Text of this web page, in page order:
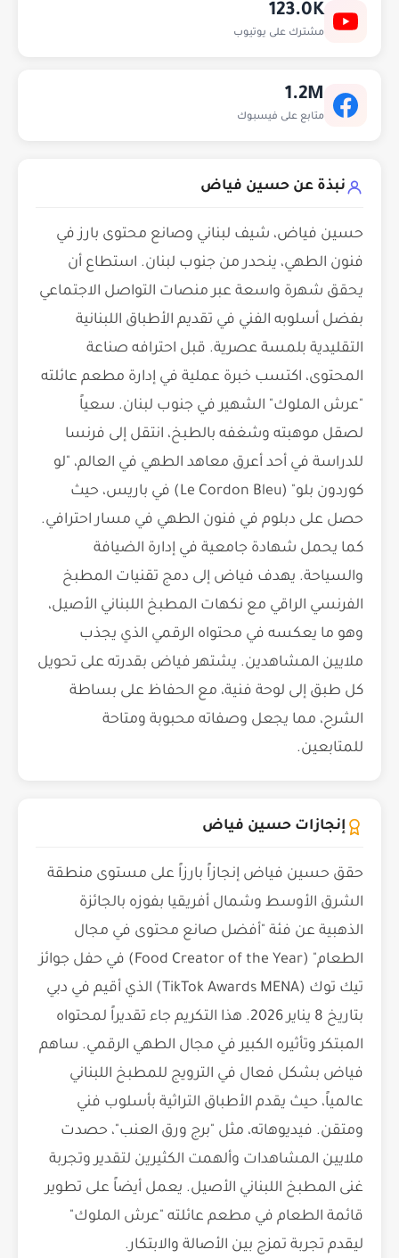
123.0K
مشترك على يوتيوب
1.2M
متابع على فيسبوك
نبذة عن حسين فياض
حسين فياض، شيف لبناني وصانع محتوى بارز في
فنون الطهي، ينحدر من جنوب لبنان. استطاع أن
يحقق شهرة واسعة عبر منصات التواصل الاجتماعي
بفضل أسلوبه الفني في تقديم الأطباق اللبنانية
التقليدية بلمسة عصرية. قبل احترافه صناعة
المحتوى، اكتسب خبرة عملية في إدارة مطعم عائلته
"عرش الملوك" الشهير في جنوب لبنان. سعياً
لصقل موهبته وشغفه بالطبخ، انتقل إلى فرنسا
للدراسة في أحد أعرق معاهد الطهي في العالم، "لو
كوردون بلو" (Le Cordon Bleu) في باريس، حيث
حصل على دبلوم في فنون الطهي في مسار احترافي.
كما يحمل شهادة جامعية في إدارة الضيافة
والسياحة. يهدف فياض إلى دمج تقنيات المطبخ
الفرنسي الراقي مع نكهات المطبخ اللبناني الأصيل،
وهو ما يعكسه في محتواه الرقمي الذي يجذب
ملايين المشاهدين. يشتهر فياض بقدرته على تحويل
كل طبق إلى لوحة فنية، مع الحفاظ على بساطة
الشرح، مما يجعل وصفاته محبوبة ومتاحة
للمتابعين.
إنجازات حسين فياض
حقق حسين فياض إنجازاً بارزاً على مستوى منطقة
الشرق الأوسط وشمال أفريقيا بفوزه بالجائزة
الذهبية عن فئة "أفضل صانع محتوى في مجال
الطعام" (Food Creator of the Year) في حفل جوائز
تيك توك (TikTok Awards MENA) الذي أقيم في دبي
بتاريخ 8 يناير 2026. هذا التكريم جاء تقديراً لمحتواه
المبتكر وتأثيره الكبير في مجال الطهي الرقمي. ساهم
فياض بشكل فعال في الترويج للمطبخ اللبناني
عالمياً، حيث يقدم الأطباق التراثية بأسلوب فني
ومتقن. فيديوهاته، مثل "برج ورق العنب"، حصدت
ملايين المشاهدات وألهمت الكثيرين لتقدير وتجربة
غنى المطبخ اللبناني الأصيل. يعمل أيضاً على تطوير
قائمة الطعام في مطعم عائلته "عرش الملوك"
ليقدم تجربة تمزج بين الأصالة والابتكار.